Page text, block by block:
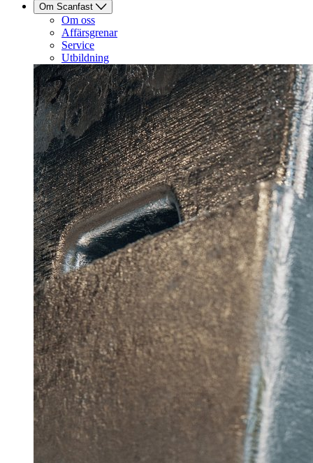
Om Scanfast
Om oss
Affärsgrenar
Service
Utbildning